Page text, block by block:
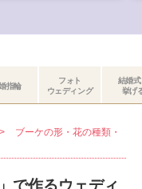
指輪
フォト
ウェディング
結婚
挙げ
ブーケの形・花の種類・
で作るウェディ